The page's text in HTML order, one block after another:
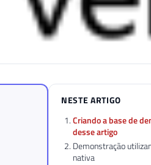
NESTE ARTIGO
Criando a base de
desse artigo
Demonstração
nativa